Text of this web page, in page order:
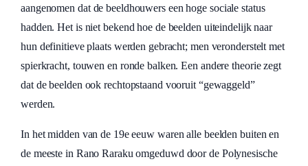
aangenomen dat de beeldhouwers een hoge sociale status
hadden. Het is niet bekend hoe de beelden uiteindelijk naar
hun definitieve plaats werden gebracht; men veronderstelt met
spierkracht, touwen en ronde balken. Een andere theorie zegt
dat de beelden ook rechtopstaand vooruit “gewaggeld”
werden.
In het midden van de 19e eeuw waren alle beelden buiten en
de meeste in Rano Raraku omgeduwd door de Polynesische